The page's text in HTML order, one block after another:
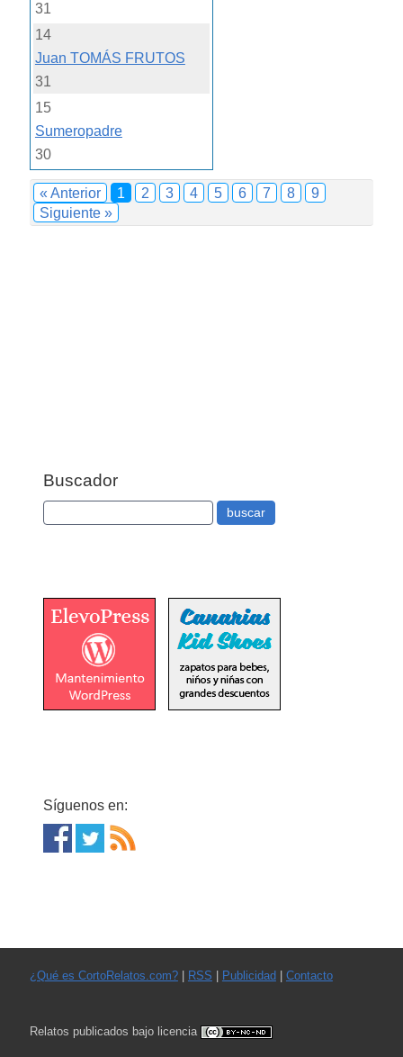
31
14
Juan TOMÁS FRUTOS
31
15
Sumeropadre
30
« Anterior 1 2 3 4 5 6 7 8
9
Siguiente »
Buscador
Síguenos en:
¿Qué es CortoRelatos.com?| RSS | Publicidad| Contacto
Relatos publicados bajo licencia